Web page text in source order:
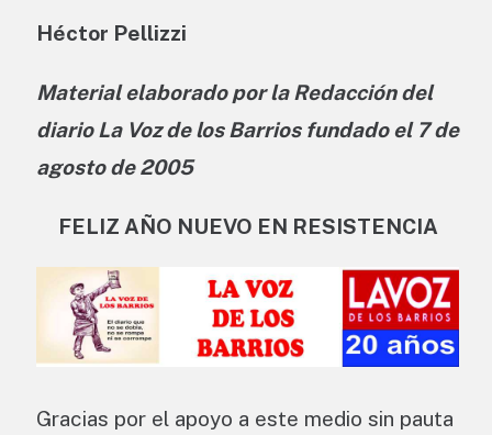
Héctor Pellizzi
Material elaborado por la Redacción del
diario La Voz de los Barrios fundado el 7 de
agosto de 2005
FELIZ AÑO NUEVO EN RESISTENCIA
Gracias por el apoyo a este medio sin pauta